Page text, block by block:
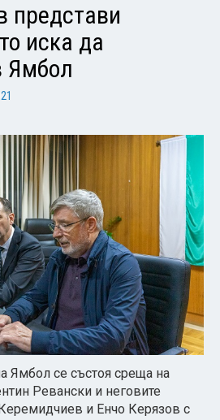
представи
иска да
Ямбол
Ямбол се състоя среща на
Ревански и неговите
и Енчо Керязов с